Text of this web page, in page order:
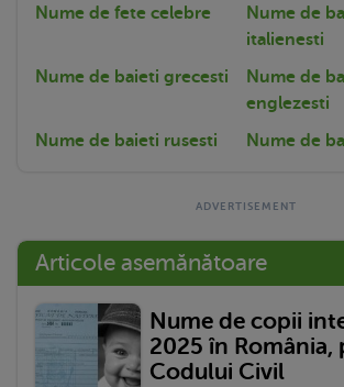
Nume de fete celebre
Nume de
italienesti
Nume de baieti grecesti
Nume de
englezesti
Nume de baieti rusesti
Nume de
Articole asemănătoare
Nume de copii
2025 în
Codului Civil